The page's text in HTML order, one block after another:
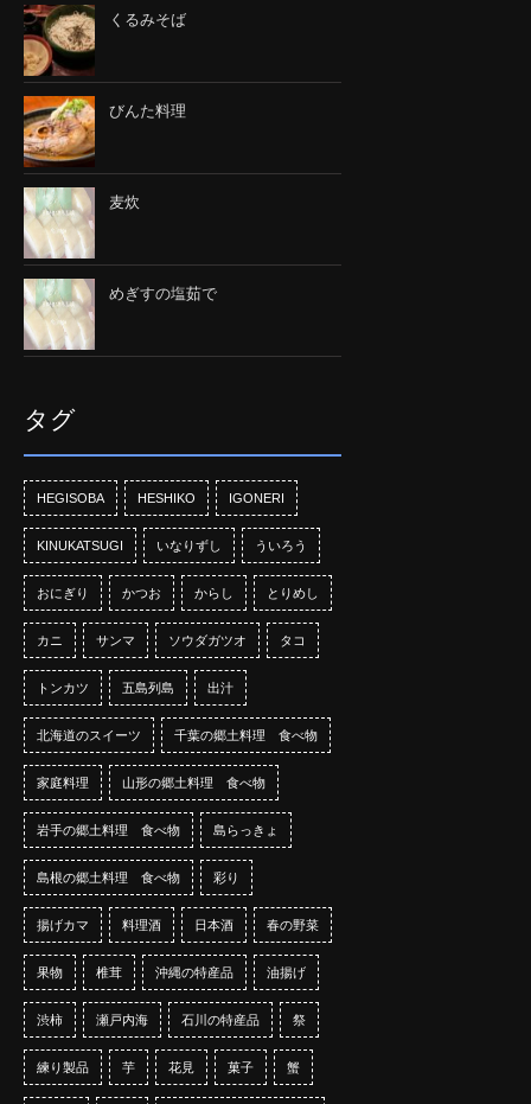
くるみそば
びんた料理
麦炊
めぎすの塩茹で
タグ
HEGISOBA HESHIKO IGONERI
KINUKATSUGI いなりずし ういろう
おにぎり かつお からし とりめし
カニ サンマ ソウダガツオ タコ
トンカツ 五島列島 出汁
北海道のスイーツ 千葉の郷土料理 食べ物
家庭料理 山形の郷土料理 食べ物
岩手の郷土料理 食べ物 島らっきょ
島根の郷土料理 食べ物 彩り
揚げカマ 料理酒 日本酒 春の野菜
果物 椎茸 沖縄の特産品 油揚げ
渋柿 瀬戸内海 石川の特産品 祭
練り製品 芋 花見 菓子 蟹